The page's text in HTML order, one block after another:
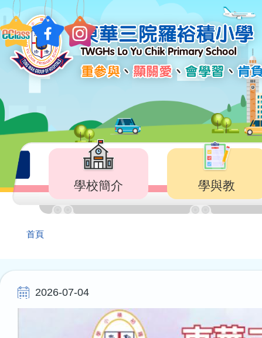
移至主內容
Main
navigation
學校簡介 學與教
導
航
連
結
首頁
2026-07-04